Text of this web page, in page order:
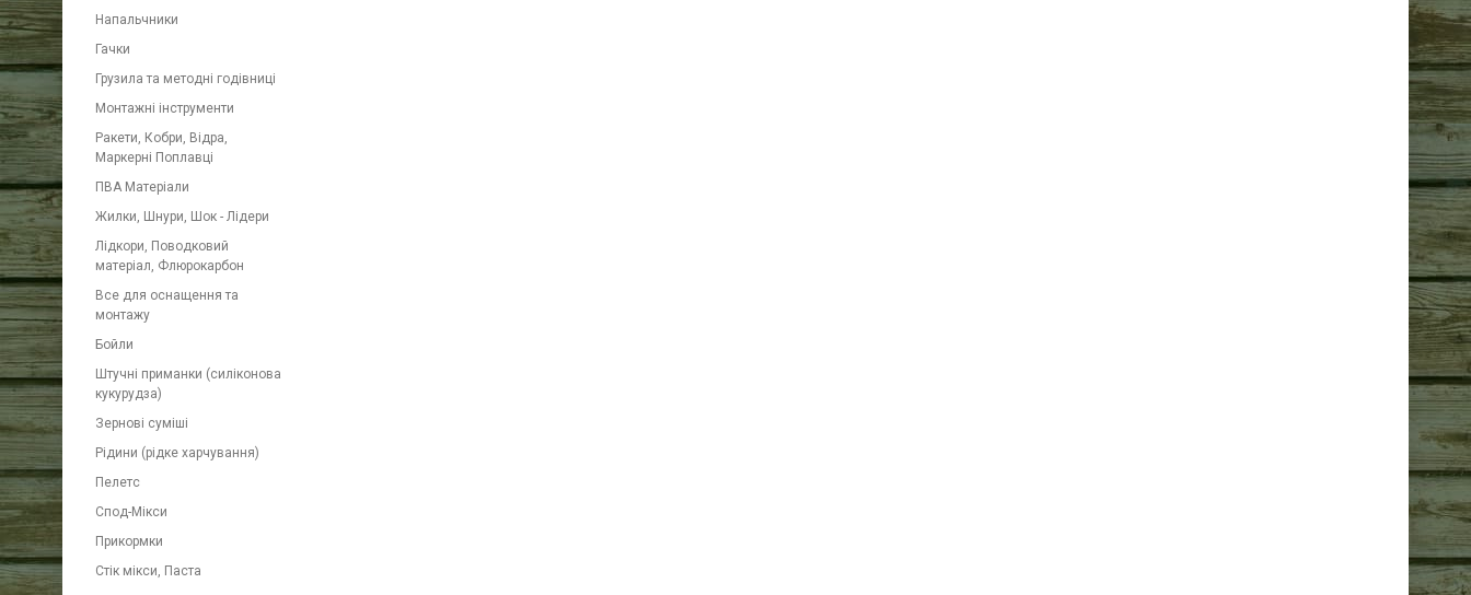
Напальчники
Гачки
Грузила та методні годівниці
Монтажні інструменти
Ракети, Кобри, Відра,
Маркерні Поплавці
ПВА Матеріали
Жилки, Шнури, Шок - Лідери
Лідкори, Поводковий
матеріал, Флюрокарбон
Все для оснащення та
монтажу
Бойли
Штучні приманки (силіконова
кукурудза)
Зернові суміші
Рідини (рідке харчування)
Пелетс
Спод-Мікси
Прикормки
Стік мікси, Паста